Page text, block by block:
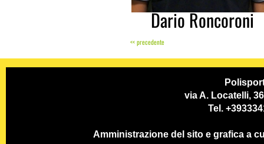
Dario Roncoroni
<< precedente
via A. Locatelli,
Tel.
Amministrazione del sito e grafica a